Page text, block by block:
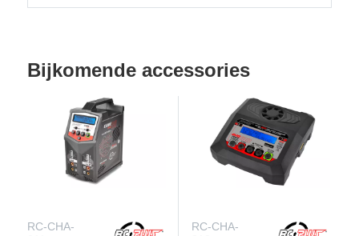
Bijkomende accessories
RC-CHA-
RC-CHA-